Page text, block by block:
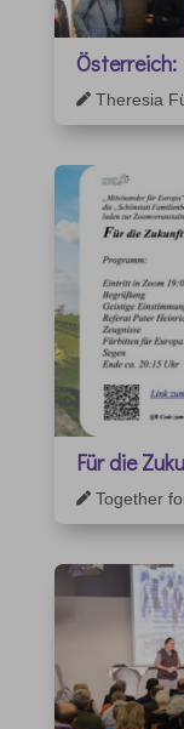
 Theresia
Für die
 Together